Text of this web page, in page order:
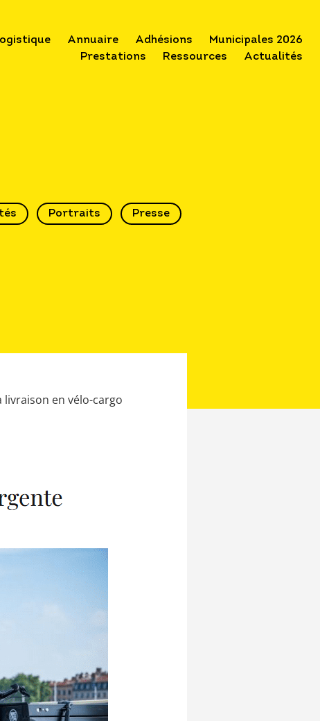
Annuaire Adhésions
Municipales 2026
Prestations
Ressources Actualités
Portraits Presse
en vélo-cargo